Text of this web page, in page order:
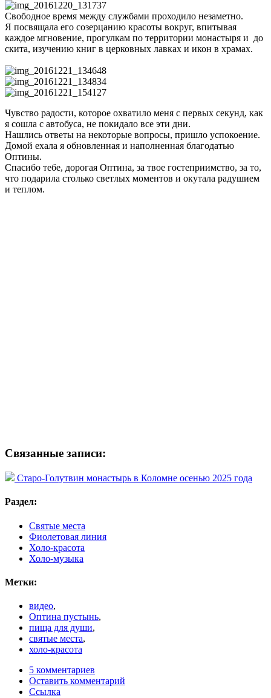
Свободное время между службами проходило незаметно.
Я посвящала его созерцанию красоты вокруг, впитывая
каждое мгновение, прогулкам по территории монастыря и до
скита, изучению книг в церковных лавках и икон в храмах.
Чувство радости, которое охватило меня с первых секунд, как
я сошла с автобуса, не покидало все эти дни.
Нашлись ответы на некоторые вопросы, пришло успокоение.
Домой ехала я обновленная и наполненная благодатью
Оптины.
Спасибо тебе, дорогая Оптина, за твое гостеприимство, за то,
что подарила столько светлых моментов и окутала радушием
и теплом.
Связанные записи:
Старо-Голутвин монастырь в Коломне осенью 2025 года
Раздел:
Святые места
Фиолетовая линия
Холо-красота
Холо-музыка
Метки:
видео,
Оптина пустынь,
пища для души,
святые места,
холо-красота
5 комментариев
Оставить комментарий
Ссылка